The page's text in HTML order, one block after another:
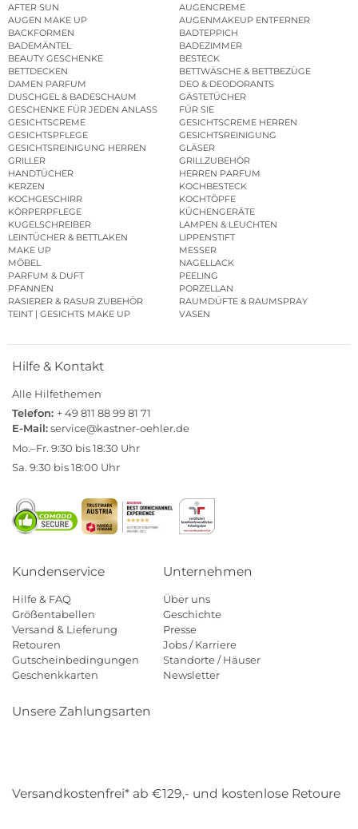
AFTER SUN
AUGENCREME
AUGEN MAKE UP
AUGENMAKEUP ENTFERNER
BACKFORMEN
BADTEPPICH
BADEMÄNTEL
BADEZIMMER
BEAUTY GESCHENKE
BESTECK
BETTDECKEN
BETTWÄSCHE & BETTBEZÜGE
DAMEN PARFUM
DEO & DEODORANTS
DUSCHGEL & BADESCHAUM
GÄSTETÜCHER
GESCHENKE FÜR JEDEN ANLASS
FÜR SIE
GESICHTSCREME
GESICHTSCREME HERREN
GESICHTSPFLEGE
GESICHTSREINIGUNG
GESICHTSREINIGUNG HERREN
GLÄSER
GRILLER
GRILLZUBEHÖR
HANDTÜCHER
HERREN PARFUM
KERZEN
KOCHBESTECK
KOCHGESCHIRR
KOCHTÖPFE
KÖRPERPFLEGE
KÜCHENGERÄTE
KUGELSCHREIBER
LAMPEN & LEUCHTEN
LEINTÜCHER & BETTLAKEN
LIPPENSTIFT
MAKE UP
MESSER
MÖBEL
NAGELLACK
PARFUM & DUFT
PEELING
PFANNEN
PORZELLAN
RASIERER & RASUR ZUBEHÖR
RAUMDÜFTE & RAUMSPRAY
TEINT | GESICHTS MAKE UP
VASEN
Hilfe & Kontakt
Alle Hilfethemen
Telefon: + 49 811 88 99 81 71
E-Mail:service@kastner-oehler.de
Mo.–Fr. 9:30 bis 18:30 Uhr
Sa. 9:30 bis 18:00 Uhr
Kundenservice
Hilfe & FAQ
Größentabellen
Versand & Lieferung
Retouren
Gutscheinbedingungen
Geschenkkarten
Unternehmen
Über uns
Geschichte
Presse
Jobs / Karriere
Standorte / Häuser
Newsletter
Unsere Zahlungsarten
Versandkostenfrei* ab €129,- und kostenlose Retoure